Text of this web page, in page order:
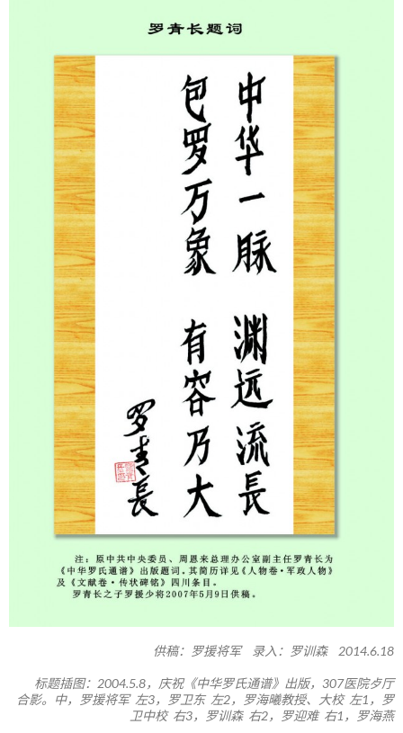
供稿：罗援将军 录入：罗训森 2014.6.18
标题插图：2004.5.8，庆祝《中华罗氏通谱》出版，307医院歺厅
合影。中，罗援将军 左3，罗卫东 左2，罗海曦教授、大校 左1，罗
卫中校 右3，罗训森 右2，罗迎难 右1，罗海燕